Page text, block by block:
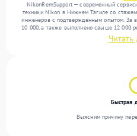
NikonRemSupport — современный
техники Nikon в Нижнем Тагиле со
инженеров с подтвержденным опытом. За
10 000, а также выполнено свыше 12 000
поступает свыше 300 единиц техники,
сложности и поддерживаем высокийЧитать
Быстрая
Выясним причину